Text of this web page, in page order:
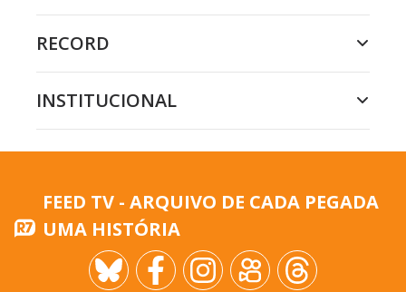
RECORD
INSTITUCIONAL
FEED TV - ARQUIVO DE CADA PEGADA
UMA HISTÓRIA